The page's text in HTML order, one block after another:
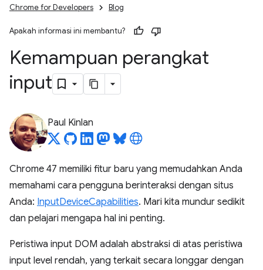
Chrome for Developers Blog
Apakah informasi ini membantu?
Kemampuan perangkat
input
Paul Kinlan
Chrome 47 memiliki fitur baru yang memudahkan Anda
memahami cara pengguna berinteraksi dengan situs
Anda: InputDeviceCapabilities. Mari kita mundur sedikit
dan pelajari mengapa hal ini penting.
Peristiwa input DOM adalah abstraksi di atas peristiwa
input level rendah, yang terkait secara longgar dengan